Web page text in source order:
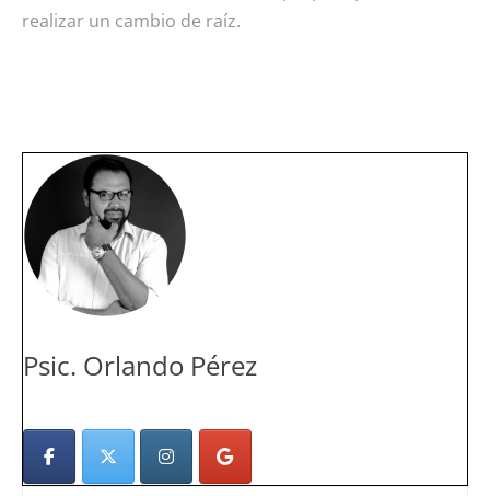
realizar un cambio de raíz.
Psic. Orlando Pérez